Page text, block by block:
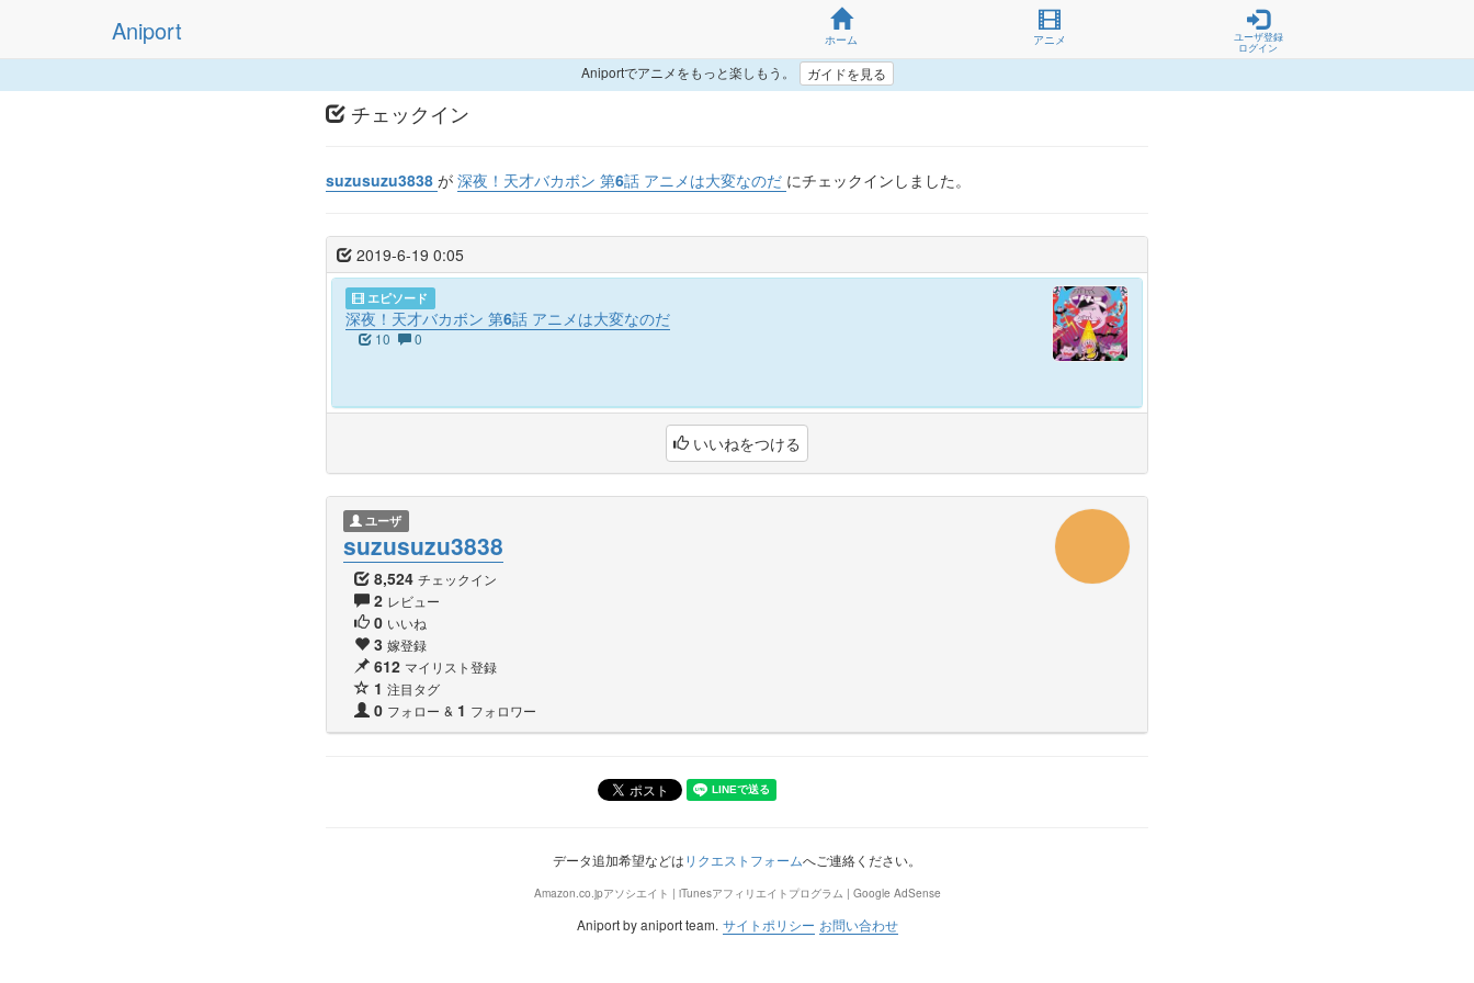
Aniport ホーム アニメ
ユーザ登録
ログイン
Aniportでアニメをもっと楽しもう。 ガイドを見る
チェックイン
suzusuzu3838 が 深夜！天才バカボン 第6話 アニメは大変なのだ にチェックインしました。
2019-6-19 0:05
エピソード
深夜！天才バカボン 第6話 アニメは大変なのだ
10 0
いいねをつける
ユーザ
suzusuzu3838
8,524 チェックイン
2 レビュー
0 いいね
3 嫁登録
612 マイリスト登録
1 注目タグ
0 フォロー & 1 フォロワー
データ追加希望などはリクエストフォームへご連絡ください。
Amazon.co.jpアソシエイト | iTunesアフィリエイトプログラム | Google AdSense
Aniport by aniport team. サイトポリシー お問い合わせ